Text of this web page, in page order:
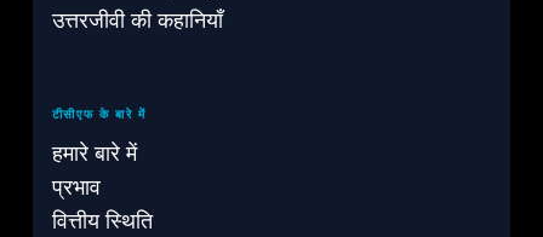
उत्तरजीवी की कहानियाँ
टीसीएफ के बारे में
हमारे बारे में
प्रभाव
वित्तीय स्थिति